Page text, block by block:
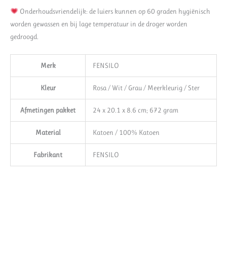
Onderhoudsvriendelijk: de luiers kunnen op 60 graden hygiënisch
worden gewassen en bij lage temperatuur in de droger worden
gedroogd.
Merk ‎FENSILO
Kleur ‎‎Rosa / Wit / Grau / Meerkleurig ‎/ ‎Ster
Afmetingen pakket ‎24 x 20.1 x 8.6 cm; 672 gram
Material ‎Katoen / 100% Katoen
Fabrikant ‎FENSILO